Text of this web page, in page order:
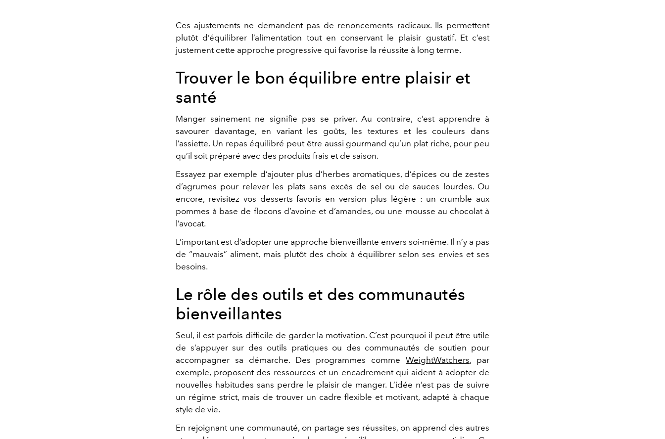
Ces ajustements ne demandent pas de renoncements radicaux. Ils permettent
plutôt d’équilibrer l’alimentation tout en conservant le plaisir gustatif. Et c’est
justement cette approche progressive qui favorise la réussite à long terme.
Trouver le bon équilibre entre plaisir et
santé
Manger sainement ne signifie pas se priver. Au contraire, c’est apprendre à
savourer davantage, en variant les goûts, les textures et les couleurs dans
l’assiette. Un repas équilibré peut être aussi gourmand qu’un plat riche, pour peu
qu’il soit préparé avec des produits frais et de saison.
Essayez par exemple d’ajouter plus d’herbes aromatiques, d’épices ou de zestes
d’agrumes pour relever les plats sans excès de sel ou de sauces lourdes. Ou
encore, revisitez vos desserts favoris en version plus légère : un crumble aux
pommes à base de flocons d’avoine et d’amandes, ou une mousse au chocolat à
l’avocat.
L’important est d’adopter une approche bienveillante envers soi-même. Il n’y a pas
de “mauvais” aliment, mais plutôt des choix à équilibrer selon ses envies et ses
besoins.
Le rôle des outils et des communautés
bienveillantes
Seul, il est parfois difficile de garder la motivation. C’est pourquoi il peut être utile
de s’appuyer sur des outils pratiques ou des communautés de soutien pour
accompagner sa démarche. Des programmes commeWeightWatchers, par
exemple, proposent des ressources et un encadrement qui aident à adopter de
nouvelles habitudes sans perdre le plaisir de manger. L’idée n’est pas de suivre
un régime strict, mais de trouver un cadre flexible et motivant, adapté à chaque
style de vie.
En rejoignant une communauté, on partage ses réussites, on apprend des autres